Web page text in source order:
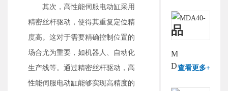
其次，高性能伺服电动缸采用
精密丝杆驱动，使得其重复定位精
度高。这对于需要精确控制位置的
场合尤为重要，如机器人、自动化
生产线等。通过精密丝杆驱动，高
性能伺服电动缸能够实现高精度的
品
查看更多+
MDA40-
D